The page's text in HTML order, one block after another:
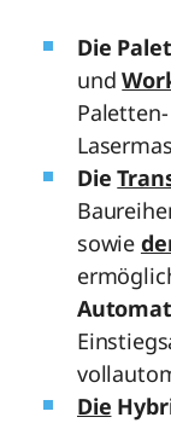
Die
und
Die
sowie
Die